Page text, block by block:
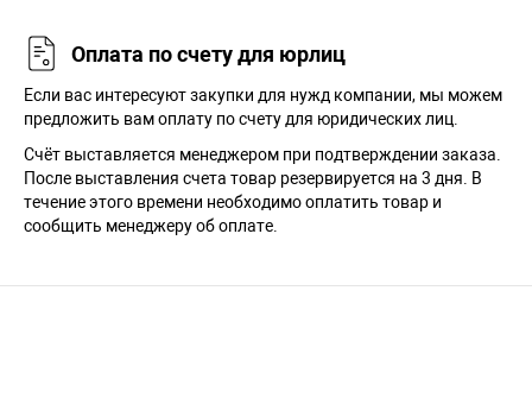
Оплата по счету для юрлиц
Если вас интересуют закупки для нужд компании, мы можем
предложить вам оплату по счету для юридических лиц.
Счёт выставляется менеджером при подтверждении заказа.
После выставления счета товар резервируется на 3 дня. В
течение этого времени необходимо оплатить товар и
сообщить менеджеру об оплате.